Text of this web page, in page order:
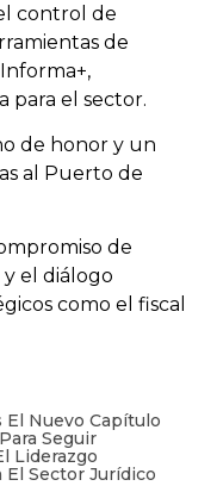
control de
de
para el sector.
de honor y un
al Puerto de
de
el diálogo
como el fiscal
Nuevo Capítulo
Seguir
Liderazgo
Sector Jurídico